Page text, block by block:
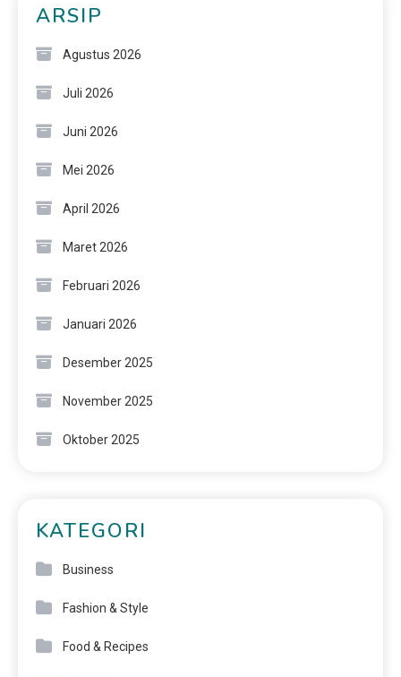
ARSIP
Agustus 2026
Juli 2026
Juni 2026
Mei 2026
April 2026
Maret 2026
Februari 2026
Januari 2026
Desember 2025
November 2025
Oktober 2025
KATEGORI
Business
Fashion & Style
Food & Recipes